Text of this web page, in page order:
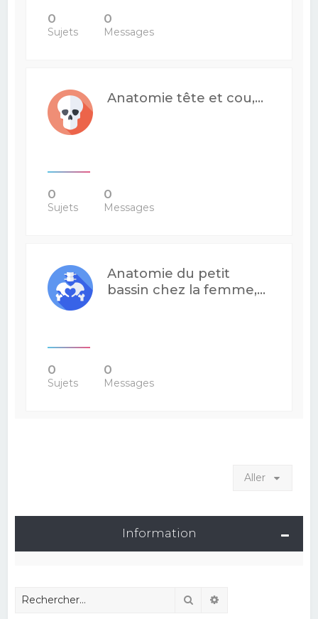
0
Sujets
0
Messages
Anatomie tête et cou,...
0
Sujets
0
Messages
Anatomie du petit
bassin chez la femme,...
0
Sujets
0
Messages
Aller
Information
Rechercher